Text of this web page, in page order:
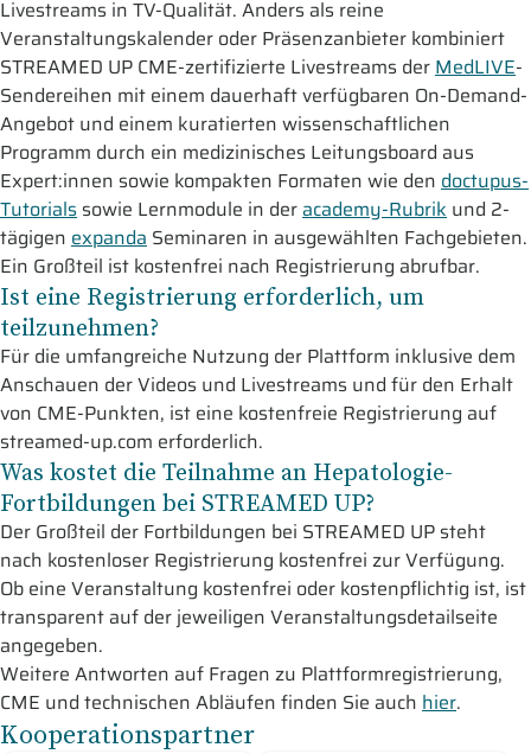
Livestreams in TV-Qualität. Anders als reine
Veranstaltungskalender oder Präsenzanbieter kombiniert
STREAMED UP CME-zertifizierte Livestreams derMedLIVE-
Sendereihen mit einem dauerhaft verfügbaren On-Demand-
Angebot und einem kuratierten wissenschaftlichen
Programm durch ein medizinisches Leitungsboard aus
Expert:innen sowie kompakten Formaten wie den doctupus-
Tutorials sowie Lernmodule in deracademy-Rubrik und 2-
tägigen expanda Seminaren in ausgewählten Fachgebieten.
Ein Großteil ist kostenfrei nach Registrierung abrufbar.
Ist eine Registrierung erforderlich, um
teilzunehmen?
Für die umfangreiche Nutzung der Plattform inklusive dem
Anschauen der Videos und Livestreams und für den Erhalt
von CME-Punkten, ist eine kostenfreie Registrierung auf
streamed-up.com erforderlich.
Was kostet die Teilnahme an Hepatologie-
Fortbildungen bei STREAMED UP?
Der Großteil der Fortbildungen bei STREAMED UP steht
nach kostenloser Registrierung kostenfrei zur Verfügung.
Ob eine Veranstaltung kostenfrei oder kostenpflichtig ist, ist
transparent auf der jeweiligen Veranstaltungsdetailseite
angegeben.
Weitere Antworten auf Fragen zu Plattformregistrierung,
CME und technischen Abläufen finden Sie auch hier.
Kooperationspartner